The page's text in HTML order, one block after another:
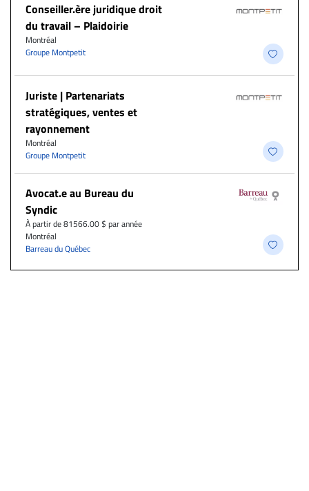
Conseiller.ère juridique droit
du travail – Plaidoirie
Montréal
Groupe Montpetit
Juriste | Partenariats
stratégiques, ventes et
rayonnement
Montréal
Groupe Montpetit
Avocat.e au Bureau du
Syndic
À partir de 81566.00 $ par année
Montréal
Barreau du Québec